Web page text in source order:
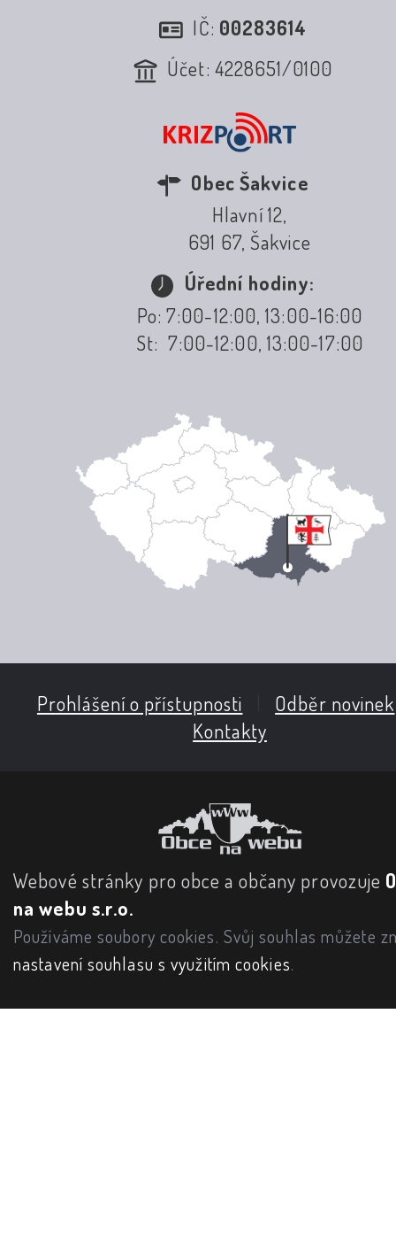
IČ: 00283614
Účet: 4228651/0100
Obec Šakvice
Hlavní 12,
691 67, Šakvice
Úřední hodiny:
Po: 7:00-12:00, 13:00-16:00
St: 7:00-12:00, 13:00-17:00
Prohlášení o přístupnosti Odběr novinek
Kontakty
Webové stránky pro obce a občany provozuje
na webu s.r.o.
Používáme soubory cookies. Svůj souhlas můžete
nastavení souhlasu s využitím cookies.